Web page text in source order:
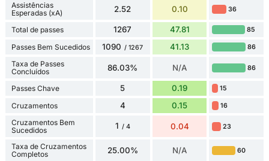
Assistências
Esperadas (xA)
2.52 0.10 36
Total de passes 1267 47.81 85
Passes Bem Sucedidos 1090 / 1267 41.13 86
Taxa de Passes
Concluídos
86.03% N/A 86
Passes Chave 5 0.19 15
Cruzamentos 4 0.15 16
Cruzamentos Bem
Sucedidos
1 / 4 0.04 23
Taxa de Cruzamentos
Completos
25.00% N/A 60